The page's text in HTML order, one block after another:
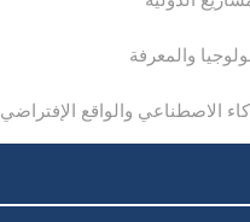
والمعرفة
الاصطناعي والواقع الإفتراضي